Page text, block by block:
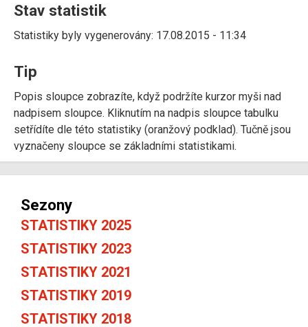
Stav statistik
Statistiky byly vygenerovány: 17.08.2015 - 11:34
Tip
Popis sloupce zobrazíte, když podržíte kurzor myši nad
nadpisem sloupce. Kliknutím na nadpis sloupce tabulku
setřídíte dle této statistiky (oranžový podklad). Tučně jsou
vyznačeny sloupce se základními statistikami.
Sezony
STATISTIKY 2025
STATISTIKY 2023
STATISTIKY 2021
STATISTIKY 2019
STATISTIKY 2018